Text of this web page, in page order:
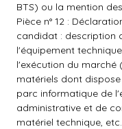
BTS) ou la mention
Pièce n° 12 :
candidat : description
l'équipement
l'exécution du marché
matériels dont
parc informatique de
administrative et de
matériel technique,